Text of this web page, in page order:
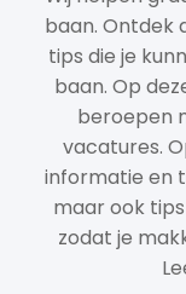
baan. Ontdek
tips die je
baan. Op
beroepen
vacatures.
informatie en
maar ook
zodat je